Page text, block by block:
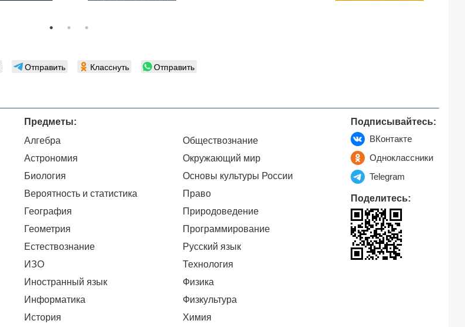
Отправить Класснуть Отправить
Предметы:
Алгебра
Астрономия
Биология
Вероятность и статистика
География
Геометрия
Естествознание
ИЗО
Иностранный язык
Информатика
История
Обществознание
Окружающий мир
Основы культуры России
Право
Природоведение
Программирование
Русский язык
Технология
Физика
Физкультура
Химия
Подписывайтесь:
ВКонтакте
Одноклассники
Telegram
Поделитесь: